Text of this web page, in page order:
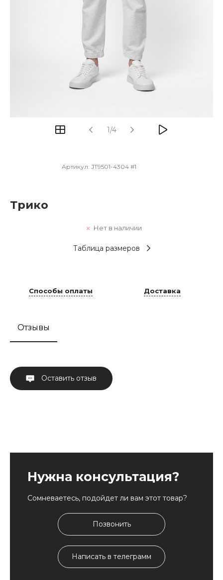
1/4
Артикул: JT9501-4304 #1
Трико
Нет в наличии
Таблица размеров
Способы оплаты Доставка
Отзывы
Оставить отзыв
Нужна консультация?
Сомневаетесь, подойдет ли вам этот товар?
Позвонить
Написать в телеграмм